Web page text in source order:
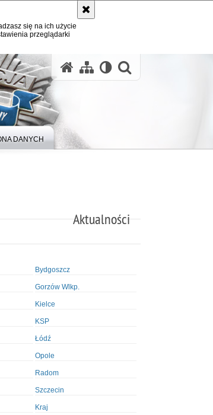
się na ich użycie
przeglądarki
DANYCH
Aktualności
Bydgoszcz
Gorzów Wlkp.
Kielce
KSP
Łódź
Opole
Radom
Szczecin
Kraj